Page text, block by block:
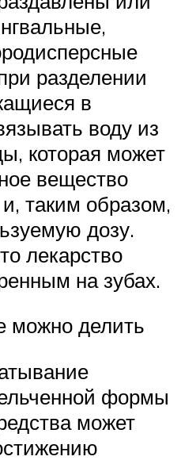
разделении
в
воду из
которая может
вещество
таким образом,
дозу.
лекарство
на зубах.
можно делить
формы
может